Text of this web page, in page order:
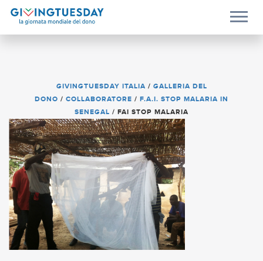
GIVINGTUESDAY ITALIA / GALLERIA DEL
DONO / COLLABORATORE / F.A.I. STOP MALARIA IN
SENEGAL / FAI STOP MALARIA